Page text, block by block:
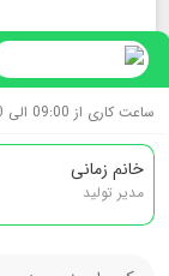
ساعت کاری از 09:00 الی 18:00
خانم زمانی
مدیر تولید